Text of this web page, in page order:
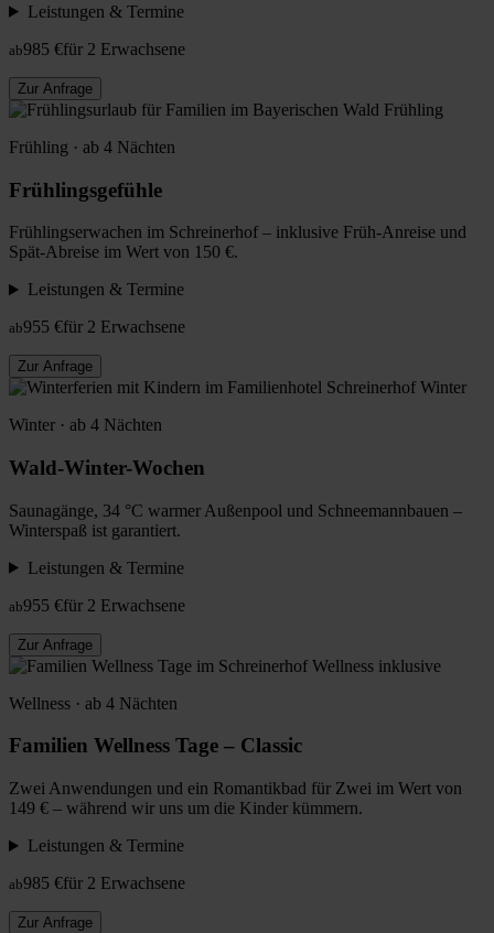
Leistungen & Termine
ab985 €für 2 Erwachsene
Zur Anfrage
Frühling
Frühling · ab 4 Nächten
Frühlingsgefühle
Frühlingserwachen im Schreinerhof – inklusive Früh-Anreise und
Spät-Abreise im Wert von 150 €.
Leistungen & Termine
ab955 €für 2 Erwachsene
Zur Anfrage
Winter
Winter · ab 4 Nächten
Wald-Winter-Wochen
Saunagänge, 34 °C warmer Außenpool und Schneemannbauen –
Winterspaß ist garantiert.
Leistungen & Termine
ab955 €für 2 Erwachsene
Zur Anfrage
Wellness inklusive
Wellness · ab 4 Nächten
Familien Wellness Tage – Classic
Zwei Anwendungen und ein Romantikbad für Zwei im Wert von
149 € – während wir uns um die Kinder kümmern.
Leistungen & Termine
ab985 €für 2 Erwachsene
Zur Anfrage